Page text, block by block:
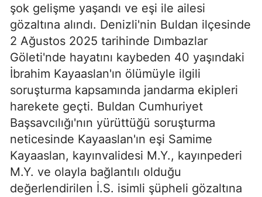
şok gelişme yaşandı ve eşi ile ailesi
gözaltına alındı. Denizli'nin Buldan ilçesinde
2 Ağustos 2025 tarihinde Dımbazlar
Göleti'nde hayatını kaybeden 40 yaşındaki
İbrahim Kayaaslan'ın ölümüyle ilgili
soruşturma kapsamında jandarma ekipleri
harekete geçti. Buldan Cumhuriyet
Başsavcılığı'nın yürüttüğü soruşturma
neticesinde Kayaaslan'ın eşi Samime
Kayaaslan, kayınvalidesi M.Y., kayınpederi
M.Y. ve olayla bağlantılı olduğu
değerlendirilen İ.S. isimli şüpheli gözaltına